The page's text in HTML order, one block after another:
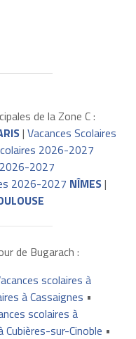
de la Zone C :
| Vacances Scolaires
2026-2027
2027
2026-2027 NÎMES|
de Bugarach :
scolaires à
à Cassaignes •
scolaires à
Cubières-sur-Cinoble •